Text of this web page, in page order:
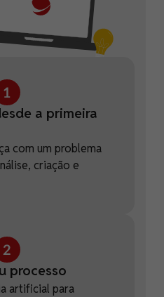
a primeira
com um problema
criação e
processo
artificial para